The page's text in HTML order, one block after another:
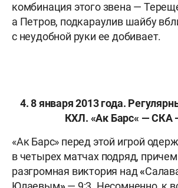
комбинация этого звена —
а Петров, подкараулив шайбу
с неудобной руки ее добивает.
4. 8 января 2013 года.
КХЛ. «Ак Барс« — СКА
«Ак Барс» перед этой игрой
в четырех матчах подряд,
разгромная виктория над«